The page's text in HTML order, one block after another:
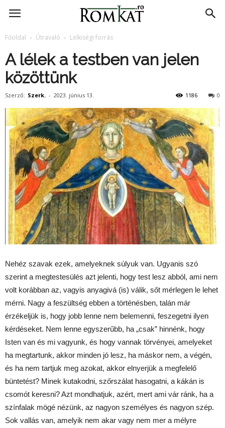
RomKat.ro
Főoldal Útravaló Lelkiségi forrás
A lélek a testben van jelen
közöttünk
Szerző: Szerk. - 2023. június 13. 0
1186
Nehéz szavak ezek, amelyeknek súlyuk van. Ugyanis szó
szerint a megtestesülés azt jelenti, hogy test lesz abból, ami nem
volt korábban az, vagyis anyagivá (is) válik, sőt mérlegen le lehet
mérni. Nagy a feszültség ebben a történésben, talán már
érzékeljük is, hogy jobb lenne nem belemenni, feszegetni ilyen
kérdéseket. Nem lenne egyszerűbb, ha „csak” hinnénk, hogy
Isten van és mi vagyunk, és hogy vannak törvényei, amelyeket
ha megtartunk, akkor minden jó lesz, ha máskor nem, a végén,
és ha nem tartjuk meg azokat, akkor elnyerjük a megfelelő
büntetést? Minek kutakodni, szőrszálat hasogatni, a kákán is
csomót keresni? Azt mondhatjuk, azért, mert ami vár ránk, ha a
színfalak mögé nézünk, az nagyon személyes és nagyon szép.
Sok vallás van, amelyik nem akar vagy nem mer a mélyre